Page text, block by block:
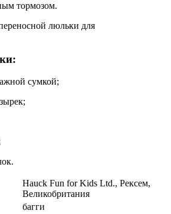
тормозом.
люльки для
сумкой;
Hauck Fun for Kids Ltd., Рексем,
Великобритания
багги